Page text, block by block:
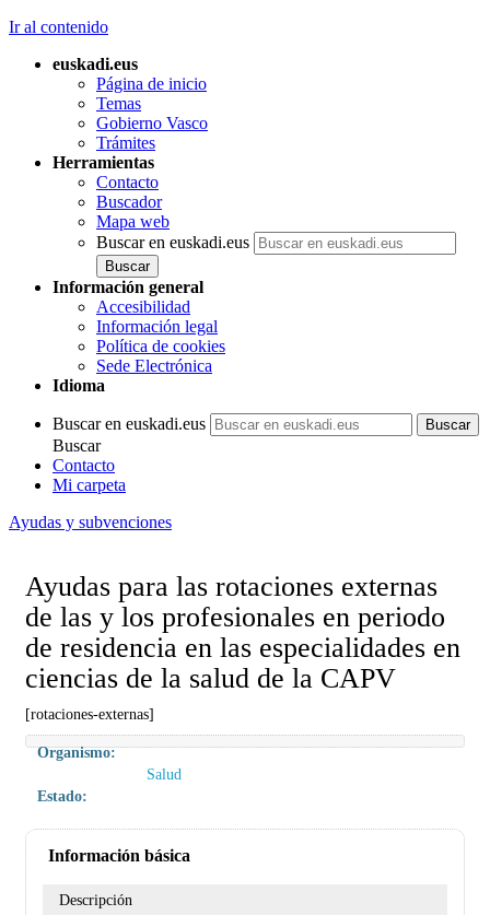
Ir al contenido
euskadi.eus
Página de inicio
Temas
Gobierno Vasco
Trámites
Herramientas
Contacto
Buscador
Mapa web
Buscar en euskadi.eus
Información general
Accesibilidad
Información legal
Política de cookies
Sede Electrónica
Idioma
Buscar en euskadi.eus
Buscar
Contacto
Mi carpeta
Ayudas y subvenciones
Ayudas para las rotaciones externas
de las y los profesionales en periodo
de residencia en las especialidades en
ciencias de la salud de la CAPV
[rotaciones-externas]
Organismo:
Salud
Estado:
Información básica
Descripción